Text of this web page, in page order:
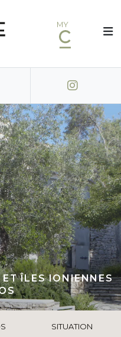
MY
ET ÎLES IONIENNES
SITUATION